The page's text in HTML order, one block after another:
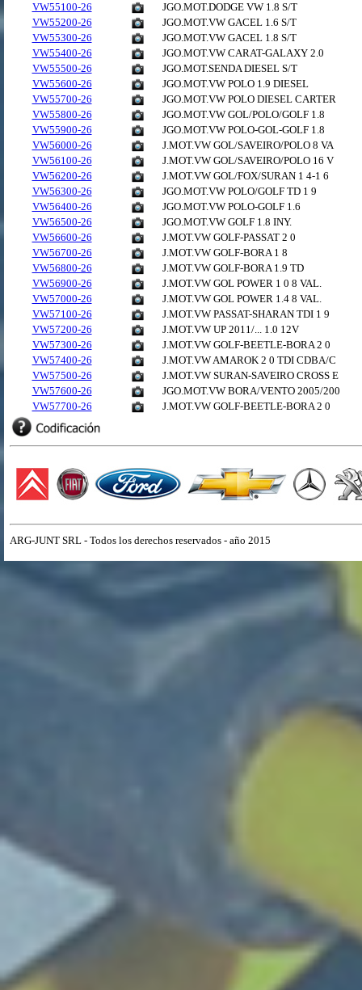
VW55100-26
JGO.MOT.DODGE VW 1.8 S/T
VW55200-26
JGO.MOT.VW GACEL 1.6 S/T
VW55300-26
JGO.MOT.VW GACEL 1.8 S/T
VW55400-26
JGO.MOT.VW CARAT-GALAXY 2.0
VW55500-26
JGO.MOT.SENDA DIESEL S/T
VW55600-26
JGO.MOT.VW POLO 1.9 DIESEL
VW55700-26
JGO.MOT.VW POLO DIESEL CARTER
VW55800-26
JGO.MOT.VW GOL/POLO/GOLF 1.8
VW55900-26
JGO.MOT.VW POLO-GOL-GOLF 1.8
VW56000-26
J.MOT.VW GOL/SAVEIRO/POLO 8 VA
VW56100-26
J.MOT.VW GOL/SAVEIRO/POLO 16 V
VW56200-26
J.MOT.VW GOL/FOX/SURAN 1 4-1 6
VW56300-26
JGO.MOT.VW POLO/GOLF TD 1 9
VW56400-26
JGO.MOT.VW POLO-GOLF 1.6
VW56500-26
JGO.MOT.VW GOLF 1.8 INY.
VW56600-26
J.MOT.VW GOLF-PASSAT 2 0
VW56700-26
J.MOT.VW GOLF-BORA 1 8
VW56800-26
J.MOT.VW GOLF-BORA 1.9 TD
VW56900-26
J.MOT.VW GOL POWER 1 0 8 VAL.
VW57000-26
J.MOT.VW GOL POWER 1.4 8 VAL.
VW57100-26
J.MOT.VW PASSAT-SHARAN TDI 1 9
VW57200-26
J.MOT.VW UP 2011/... 1.0 12V
VW57300-26
J.MOT.VW GOLF-BEETLE-BORA 2 0
VW57400-26
J.MOT.VW AMAROK 2 0 TDI CDBA/C
VW57500-26
J.MOT.VW SURAN-SAVEIRO CROSS E
VW57600-26
JGO.MOT.VW BORA/VENTO 2005/200
VW57700-26
J.MOT.VW GOLF-BEETLE-BORA 2 0
ARG-JUNT SRL - Todos los derechos reservados - año 2015